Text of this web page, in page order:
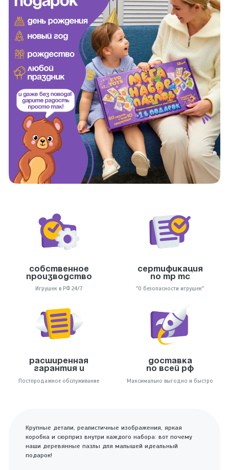
Собственное
производство
Игрушек в РФ 24/7
Сертификация
по тр тс
"О безопасности игрушек"
Расширенная
гарантия и
Постпродажное обслуживание
Доставка
по всей РФ
Максимально выгодно и быстро
Крупные детали, реалистичные изображения, яркая
коробка и сюрприз внутри каждого набора: вот почему
наши деревянные пазлы для малышей идеальный
подарок!